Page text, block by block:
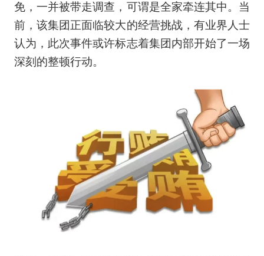
免，一并被带走调查，可谓是全家牵连其中。当
前，该集团正面临较大的经营挑战，有业界人士
认为，此次事件或许标志着集团内部开始了一场
深刻的整顿行动。